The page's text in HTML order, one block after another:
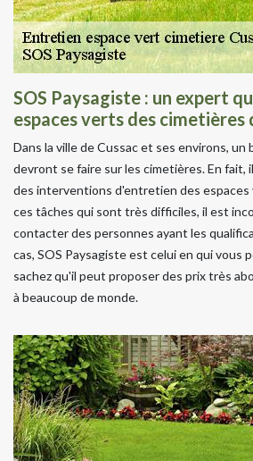
SOS Paysagiste : un expert
espaces verts des cimetières
Dans la ville de Cussac et ses environs, un
devront se faire sur les cimetières. En fait,
des interventions d'entretien des
ces tâches qui sont très difficiles, il est
contacter des personnes ayant les
cas, SOS Paysagiste est celui en qui vous
sachez qu'il peut proposer des prix très
à beaucoup de monde.